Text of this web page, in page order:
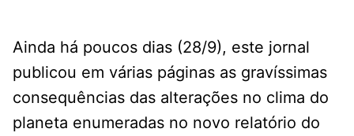
Ainda há poucos dias (28/9), este jornal
publicou em várias páginas as gravíssimas
consequências das alterações no clima do
planeta enumeradas no novo relatório do